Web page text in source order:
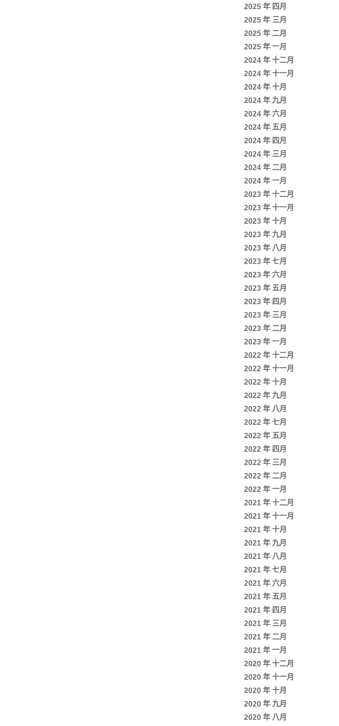
2025 年 四月
2025 年 三月
2025 年 二月
2025 年 一月
2024 年 十二月
2024 年 十一月
2024 年 十月
2024 年 九月
2024 年 六月
2024 年 五月
2024 年 四月
2024 年 三月
2024 年 二月
2024 年 一月
2023 年 十二月
2023 年 十一月
2023 年 十月
2023 年 九月
2023 年 八月
2023 年 七月
2023 年 六月
2023 年 五月
2023 年 四月
2023 年 三月
2023 年 二月
2023 年 一月
2022 年 十二月
2022 年 十一月
2022 年 十月
2022 年 九月
2022 年 八月
2022 年 七月
2022 年 五月
2022 年 四月
2022 年 三月
2022 年 二月
2022 年 一月
2021 年 十二月
2021 年 十一月
2021 年 十月
2021 年 九月
2021 年 八月
2021 年 七月
2021 年 六月
2021 年 五月
2021 年 四月
2021 年 三月
2021 年 二月
2021 年 一月
2020 年 十二月
2020 年 十一月
2020 年 十月
2020 年 九月
2020 年 八月